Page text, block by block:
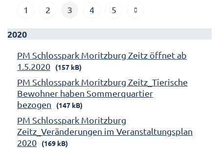
1 2 3 4 5
2020
PM Schlosspark Moritzburg Zeitz öffnet ab
1.5.2020
(157 kB)
PM Schlosspark Moritzburg Zeitz_Tierische
Bewohner haben Sommerquartier
bezogen
(147 kB)
PM Schlosspark Moritzburg
Zeitz_Veränderungen im Veranstaltungsplan
2020
(169 kB)